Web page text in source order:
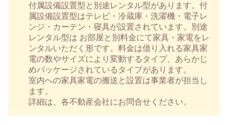
付属設備設置型と別途レンタル型があります。付
属設備設置型はテレビ・冷蔵庫・洗濯機・電子レ
ンジ・カーテン・寝具が設置されています。別途
レンタル型は お部屋と別料金にて家具・家電をレ
ンタルいただく形です。料金は借り入れる家具家
電の数やサイズにより変動するタイプ、あらかじ
めパッケージされているタイプがあります。
室内への家具家電の搬送と設置は事業者が担当し
ます。
詳細は、各不動産会社にお問合せください。